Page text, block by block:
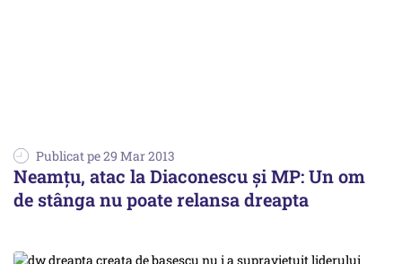
Publicat pe 29 Mar 2013
Neamțu, atac la Diaconescu și MP: Un om
de stânga nu poate relansa dreapta